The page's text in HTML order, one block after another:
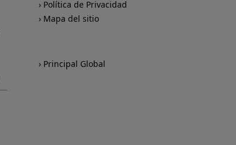
Política de Privacidad
Mapa del sitio
Principal Global